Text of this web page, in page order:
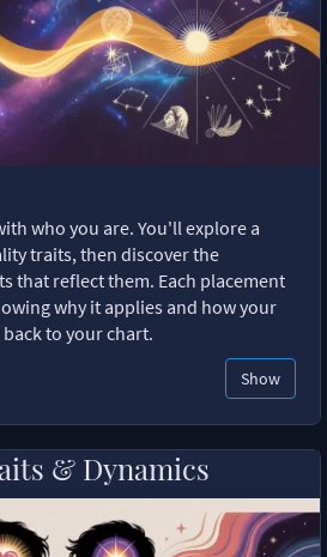
who you are. You'll explore a
traits, then discover the
that reflect them. Each placement
why it applies and how your
to your chart.
Show
& Dynamics